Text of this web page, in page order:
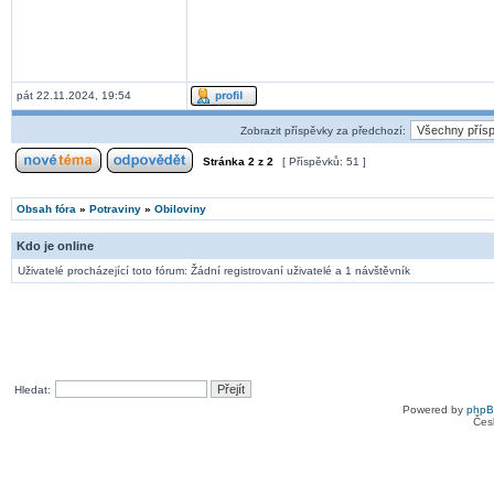
pát 22.11.2024, 19:54
Zobrazit příspěvky za předchozí:
Stránka 2 z 2 [ Příspěvků: 51 ]
Obsah fóra » Potraviny » Obiloviny
Kdo je online
Uživatelé procházející toto fórum: Žádní registrovaní uživatelé a 1 návštěvník
Hledat:
Powered by